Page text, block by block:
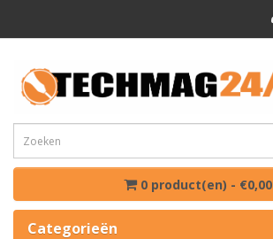
0 product(en) - €0,00
Categorieën